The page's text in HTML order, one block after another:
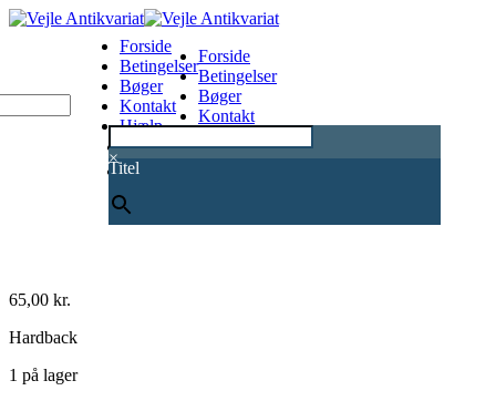
×
Titel
Forside
Betingelser
Bøger
Kontakt
Hjælp
0
Forside
Betingelser
Bøger
Kontakt
65,00 kr.
Hardback
1 på lager